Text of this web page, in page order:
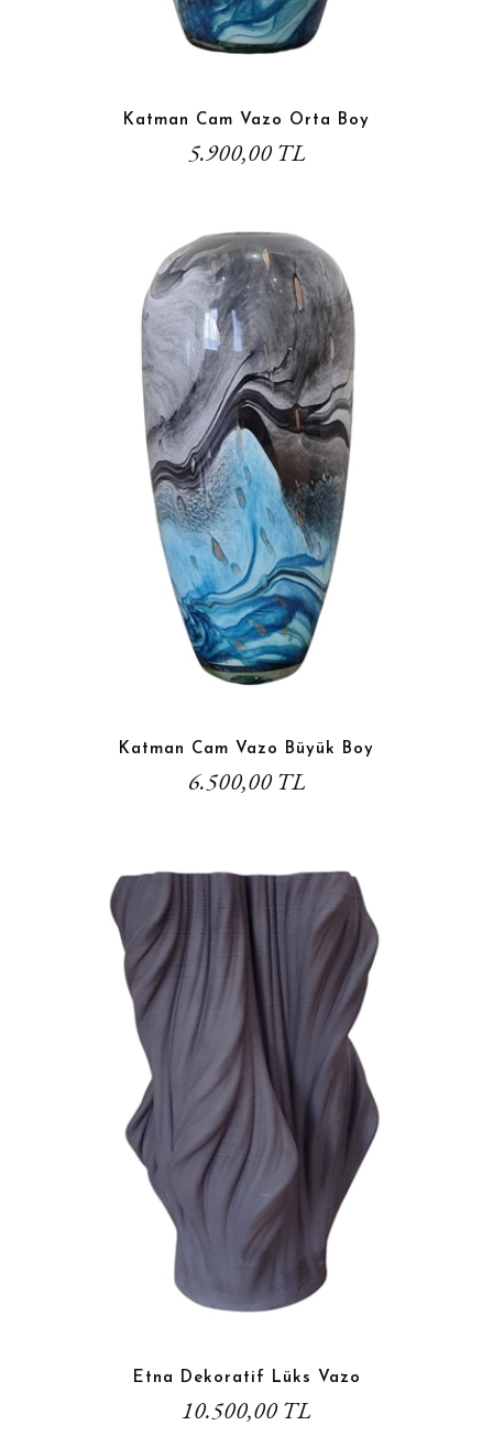
Katman Cam Vazo Orta Boy
5.900,00 TL
Katman Cam Vazo Büyük Boy
6.500,00 TL
Etna Dekoratif Lüks Vazo
10.500,00 TL